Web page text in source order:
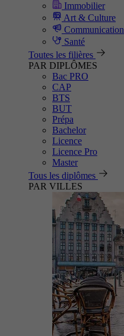
Immobilier
Art & Culture
Communication
Santé
Toutes les filières
PAR DIPLÔMES
Bac PRO
CAP
BTS
BUT
Prépa
Bachelor
Licence
Licence Pro
Master
Tous les diplômes
PAR VILLES